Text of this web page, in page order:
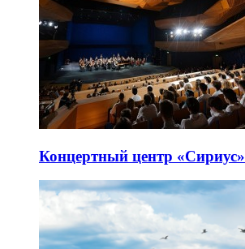
Концертный центр «Сириус»